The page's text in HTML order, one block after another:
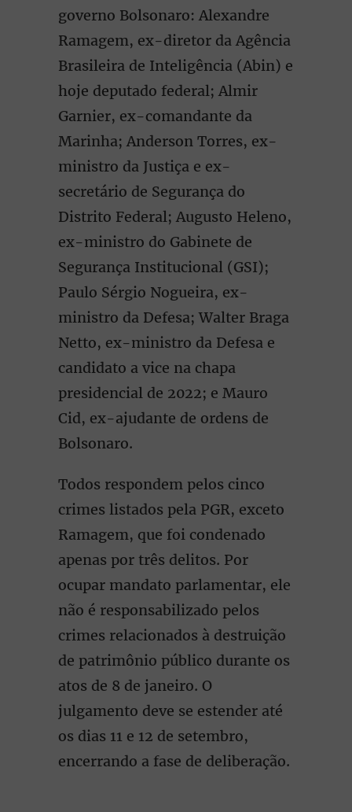
governo Bolsonaro: Alexandre
Ramagem, ex-diretor da Agência
Brasileira de Inteligência (Abin) e
hoje deputado federal; Almir
Garnier, ex-comandante da
Marinha; Anderson Torres, ex-
ministro da Justiça e ex-
secretário de Segurança do
Distrito Federal; Augusto Heleno,
ex-ministro do Gabinete de
Segurança Institucional (GSI);
Paulo Sérgio Nogueira, ex-
ministro da Defesa; Walter Braga
Netto, ex-ministro da Defesa e
candidato a vice na chapa
presidencial de 2022; e Mauro
Cid, ex-ajudante de ordens de
Bolsonaro.
Todos respondem pelos cinco
crimes listados pela PGR, exceto
Ramagem, que foi condenado
apenas por três delitos. Por
ocupar mandato parlamentar, ele
não é responsabilizado pelos
crimes relacionados à destruição
de patrimônio público durante os
atos de 8 de janeiro. O
julgamento deve se estender até
os dias 11 e 12 de setembro,
encerrando a fase de deliberação.